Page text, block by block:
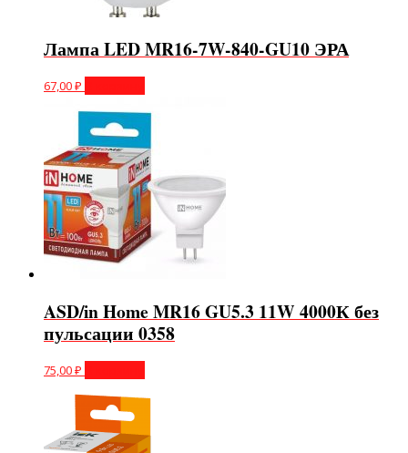
Лампа LED MR16-7W-840-GU10 ЭРА
67,00₽
ASD/in Home MR16 GU5.3 11W 4000К без
пульсации 0358
75,00₽